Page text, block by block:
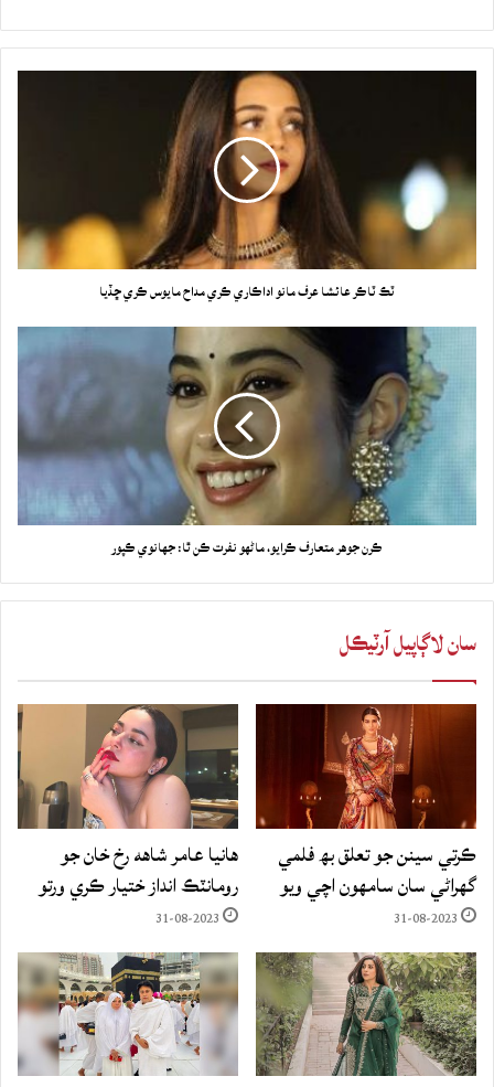
ٽڪ ٽاڪر عائشا عرف مانو اداڪاري ڪري مداح مايوس ڪري ڇڏيا
ڪرن جوهر متعارف ڪرايو، ماڻهو نفرت ڪن ٿا: جهانوي ڪپور
سان لاڳاپيل آرٽيڪل
ڪرتي سينن جو تعلق بھ فلمي
گهراڻي سان سامهون اچي ويو
31-08-2023
هانيا عامر شاهه رخ خان جو
رومانٽڪ انداز ختيار ڪري ورتو
31-08-2023